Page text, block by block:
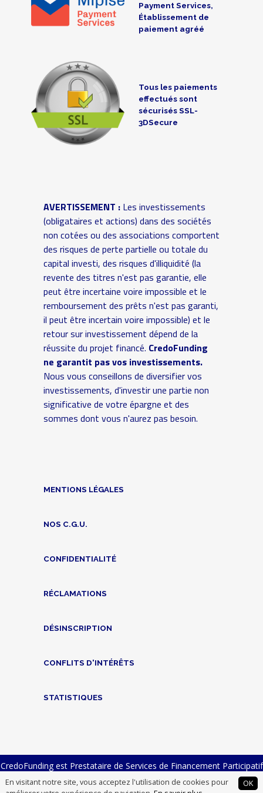
En visitant notre site, vous acceptez l'utilisation de cookies pour
OK
Payment Services,
Établissement de
paiement agréé
Tous les paiements
effectués sont
sécurisés SSL-
3DSecure
AVERTISSEMENT :Les investissements
(obligataires et actions) dans des sociétés
non cotées ou des associations comportent
des risques de perte partielle ou totale du
capital investi, des risques d'illiquidité (la
revente des titres n'est pas garantie, elle
peut être incertaine voire impossible et le
remboursement des prêts n'est pas garanti,
il peut être incertain voire impossible) et le
retour sur investissement dépend de la
réussite du projet financé. CredoFunding
ne garantit pas vos investissements.
Nous vous conseillons de diversifier vos
investissements, d'investir une partie non
significative de votre épargne et des
sommes dont vous n'aurez pas besoin.
MENTIONS LÉGALES
NOS C.G.U.
CONFIDENTIALITÉ
RÉCLAMATIONS
DÉSINSCRIPTION
CONFLITS D'INTÉRÊTS
STATISTIQUES
CredoFunding est Prestataire de Services de Financement Participatif
n° FP-2023-23 et Intermédiaire en Financement Participatif n°